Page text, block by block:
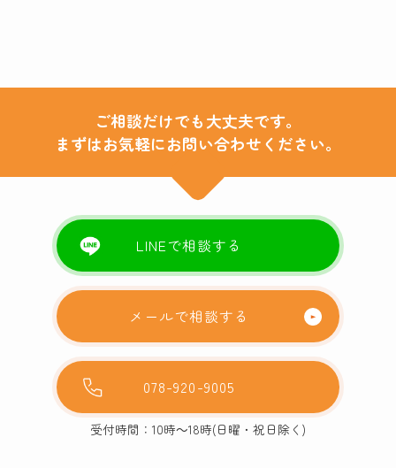
ご相談だけでも大丈夫です。
まずはお気軽にお問い合わせください。
LINEで相談する
メールで相談する
078-920-9005
受付時間：10時～18時(日曜・祝日除く)